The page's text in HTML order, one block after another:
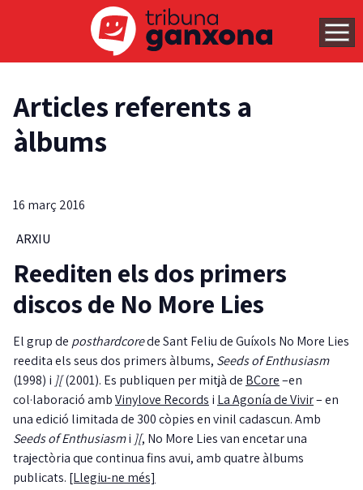
Articles referents a
àlbums
16 març 2016
ARXIU
Reediten els dos primers
discos de No More Lies
El grup de posthardcorede Sant Feliu de Guíxols No More Lies
reedita els seus dos primers àlbums, Seeds of Enthusiasm
(1998) i ][(2001). Es publiquen per mitjà de BCore–en
col·laboració ambVinylove Records i La Agonía de Vivir– en
una edició limitada de 300 còpies en vinil cadascun. Amb
Seeds of Enthusiasmi ][, No More Lies van encetar una
trajectòria que continua fins avui, amb quatre àlbums
publicats. [Llegiu-ne més]